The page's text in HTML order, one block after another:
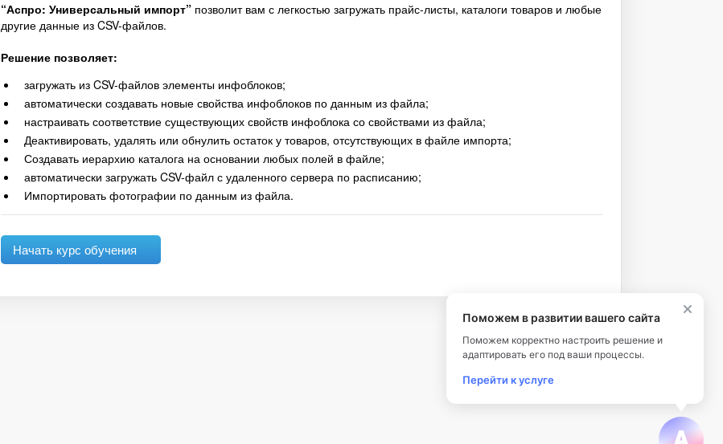
Поможем в развитии вашего сайта
Поможем корректно настроить решение и
адаптировать его под ваши процессы.
Перейти к услуге
“Аспро: Универсальный импорт” позволит вам с легкостью загружать прайс-листы, каталоги товаров и любые
другие данные из CSV-файлов.
Решение позволяет:
загружать из CSV-файлов элементы инфоблоков;
автоматически создавать новые свойства инфоблоков по данным из файла;
настраивать соответствие существующих свойств инфоблока со свойствами из файла;
Деактивировать, удалять или обнулить остаток у товаров, отсутствующих в файле импорта;
Создавать иерархию каталога на основании любых полей в файле;
автоматически загружать CSV-файл с удаленного сервера по расписанию;
Импортировать фотографии по данным из файла.
Начать курс обучения